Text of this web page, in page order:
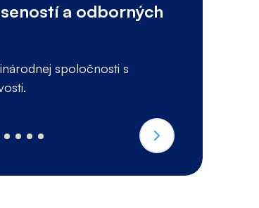
a odborných
spoločnosti s